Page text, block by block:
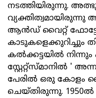
നടത്തിയിരുന്നു.
വ്യക്തിത്വമായിരുന്നു
ആൻഡ് വൈറ്റ്
കാടുകളെക്കുറിച്ചും
കൽക്കട്ടയിൽ നിന്നും
സ്റ്റേറ്റ്സ്മാനിൽ '
പേരിൽ ഒരു കോളം
ചെയ്തിരുന്നു.